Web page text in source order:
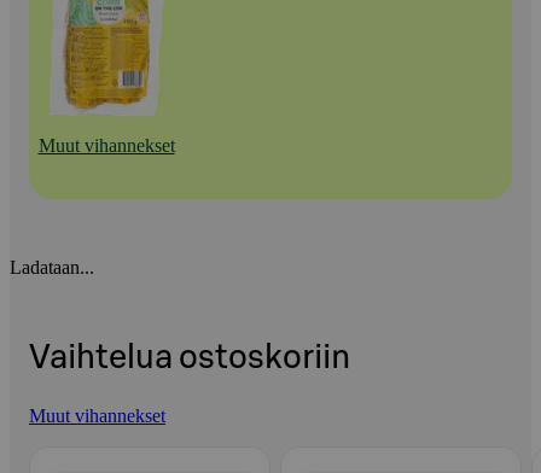
Muut vihannekset
Ladataan...
Vaihtelua ostoskoriin
Muut vihannekset